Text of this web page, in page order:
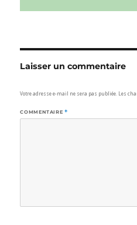
Laisser un commentaire
Votre adresse e-mail ne sera pas publiée. Les
COMMENTAIRE *